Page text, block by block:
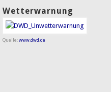
Wetterwarnung
Quelle:www.dwd.de